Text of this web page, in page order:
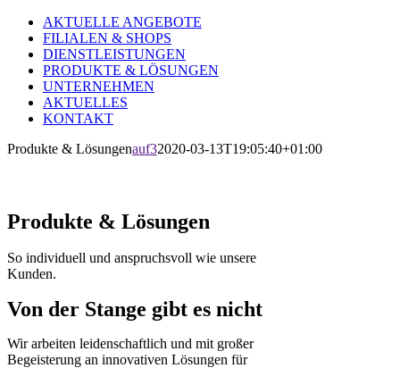
AKTUELLE ANGEBOTE
FILIALEN & SHOPS
DIENSTLEISTUNGEN
PRODUKTE & LÖSUNGEN
UNTERNEHMEN
AKTUELLES
KONTAKT
Produkte & Lösungenauf32020-03-13T19:05:40+01:00
Produkte & Lösungen
So individuell und anspruchsvoll wie unsere
Kunden.
Von der Stange gibt es nicht
Wir arbeiten leidenschaftlich und mit großer
Begeisterung an innovativen Lösungen für